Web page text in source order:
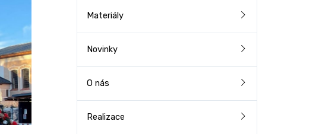
Materiály
Novinky
O nás
Realizace